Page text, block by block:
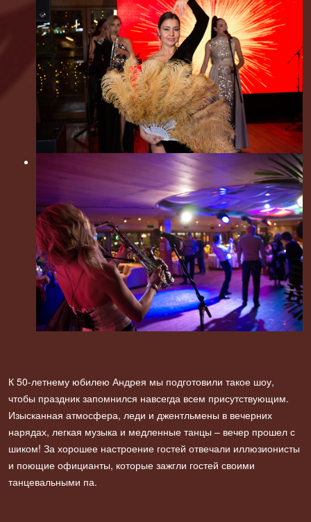
К 50-летнему юбилею Андрея мы подготовили такое шоу,
чтобы праздник запомнился навсегда всем присутствующим.
Изысканная атмосфера, леди и джентльмены в вечерних
нарядах, легкая музыка и медленные танцы – вечер прошел с
шиком! За хорошее настроение гостей отвечали иллюзионисты
и поющие официанты, которые зажгли гостей своими
танцевальными па.